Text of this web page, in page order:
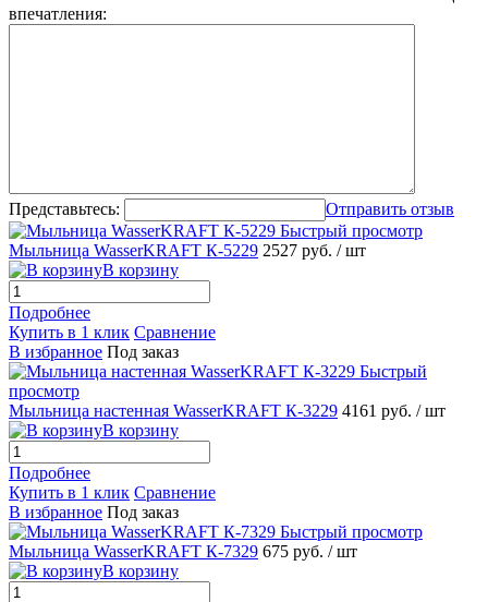
впечатления:
Представьтесь:
Отправить отзыв
Быстрый просмотр
Мыльница WasserKRAFT К-5229 2527 руб. / шт
В корзину
Подробнее
Купить в 1 клик Сравнение
В избранное Под заказ
Быстрый
просмотр
Мыльница настенная WasserKRAFT К-3229 4161 руб. / шт
В корзину
Подробнее
Купить в 1 клик Сравнение
В избранное Под заказ
Быстрый просмотр
Мыльница WasserKRAFT К-7329 675 руб. / шт
В корзину